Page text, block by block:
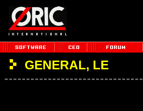
GENERAL, LE